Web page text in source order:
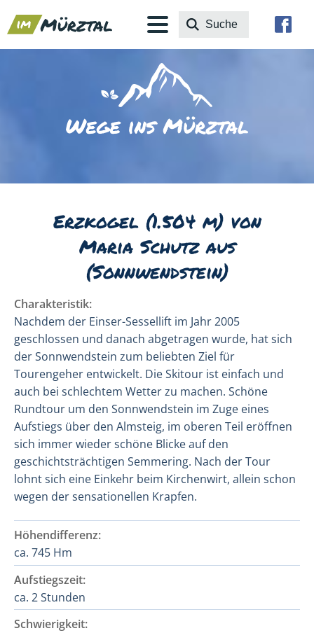
Erzkogel (1.504 m) von
Maria Schutz aus
(Sonnwendstein)
Charakteristik:
Nachdem der Einser-Sessellift im Jahr 2005
geschlossen und danach abgetragen wurde, hat sich
der Sonnwendstein zum beliebten Ziel für
Tourengeher entwickelt. Die Skitour ist einfach und
auch bei schlechtem Wetter zu machen. Schöne
Rundtour um den Sonnwendstein im Zuge eines
Aufstiegs über den Almsteig, im oberen Teil eröffnen
sich immer wieder schöne Blicke auf den
geschichtsträchtigen Semmering. Nach der Tour
lohnt sich eine Einkehr beim Kirchenwirt, allein schon
wegen der sensationellen Krapfen.
Höhendifferenz:
ca. 745 Hm
Aufstiegszeit:
ca. 2 Stunden
Schwierigkeit: